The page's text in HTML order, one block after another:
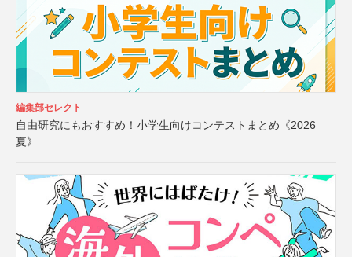
編集部セレクト
自由研究にもおすすめ！小学生向けコンテストまとめ《2026
夏》